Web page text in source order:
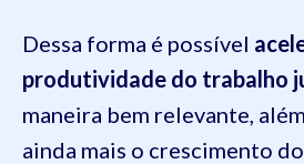
Dessa forma é possível
produtividade do trabalho
maneira bem relevante,
ainda mais o crescimento